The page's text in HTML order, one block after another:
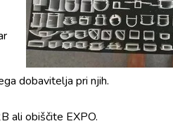
dobavitelja pri njih.
ali obiščite EXPO.